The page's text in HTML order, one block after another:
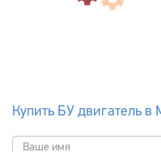
Купить БУ двигатель в